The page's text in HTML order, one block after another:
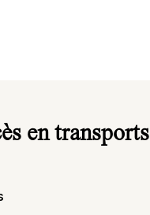
en transports